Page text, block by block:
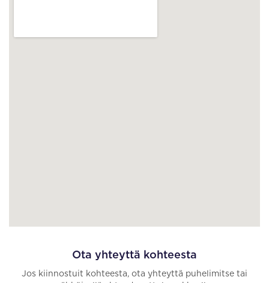
Ota yhteyttä kohteesta
Jos kiinnostuit kohteesta, ota yhteyttä puhelimitse tai